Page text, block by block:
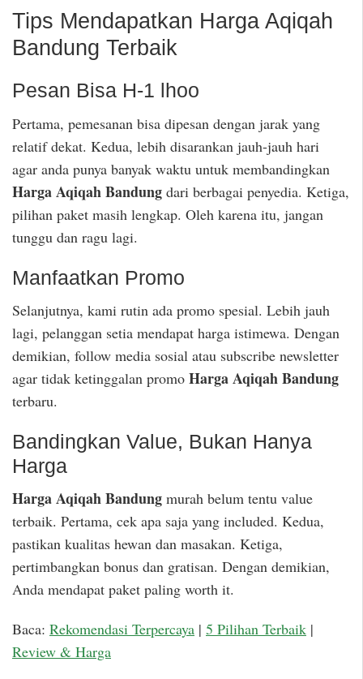
Tips Mendapatkan Harga Aqiqah
Bandung Terbaik
Pesan Bisa H-1 lhoo
Pertama, pemesanan bisa dipesan dengan jarak yang
relatif dekat. Kedua, lebih disarankan jauh-jauh hari
agar anda punya banyak waktu untuk membandingkan
Harga Aqiqah Bandung dari berbagai penyedia. Ketiga,
pilihan paket masih lengkap. Oleh karena itu, jangan
tunggu dan ragu lagi.
Manfaatkan Promo
Selanjutnya, kami rutin ada promo spesial. Lebih jauh
lagi, pelanggan setia mendapat harga istimewa. Dengan
demikian, follow media sosial atau subscribe newsletter
agar tidak ketinggalan promo Harga Aqiqah Bandung
terbaru.
Bandingkan Value, Bukan Hanya
Harga
Harga Aqiqah Bandung murah belum tentu value
terbaik. Pertama, cek apa saja yang included. Kedua,
pastikan kualitas hewan dan masakan. Ketiga,
pertimbangkan bonus dan gratisan. Dengan demikian,
Anda mendapat paket paling worth it.
Baca: Rekomendasi Terpercaya | 5 Pilihan Terbaik |
Review & Harga